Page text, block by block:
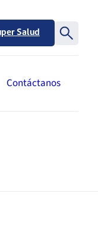
Contáctanos
Salud